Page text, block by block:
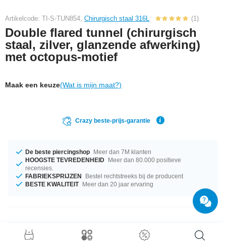
Artikelcode: TI-S-TUN854, Chirurgisch staal 316L (1)
Double flared tunnel (chirurgisch
staal, zilver, glanzende afwerking)
met octopus-motief
Maak een keuze(Wat is mijn maat?)
Crazy beste-prijs-garantie
De beste piercingshop Meer dan 7M klanten
HOOGSTE TEVREDENHEID Meer dan 80.000 positieve
recensies.
FABRIEKSPRIJZEN
Bestel rechtstreeks bij de producent
BESTE KWALITEIT Meer dan 20 jaar ervaring
Productgegevens